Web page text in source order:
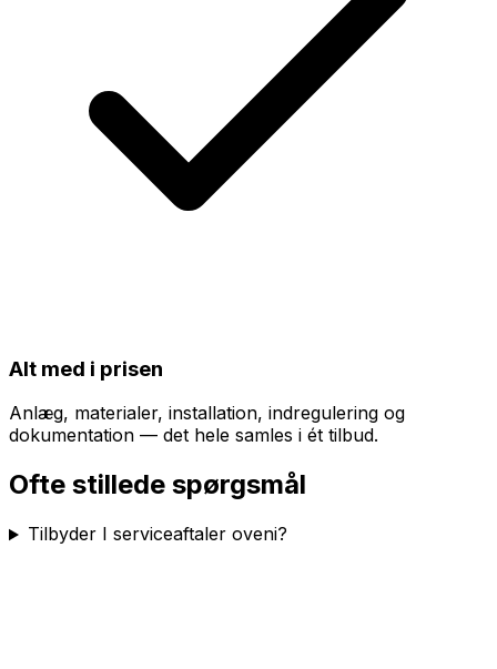
Alt med i prisen
Anlæg, materialer, installation, indregulering og
dokumentation — det hele samles i ét tilbud.
Ofte stillede spørgsmål
Tilbyder I serviceaftaler oveni?